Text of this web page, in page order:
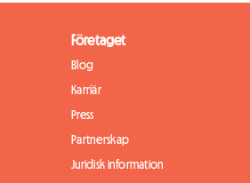
Företaget
Blog
Karriär
Press
Partnerskap
Juridisk information